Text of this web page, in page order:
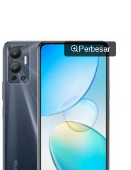
Perbesar